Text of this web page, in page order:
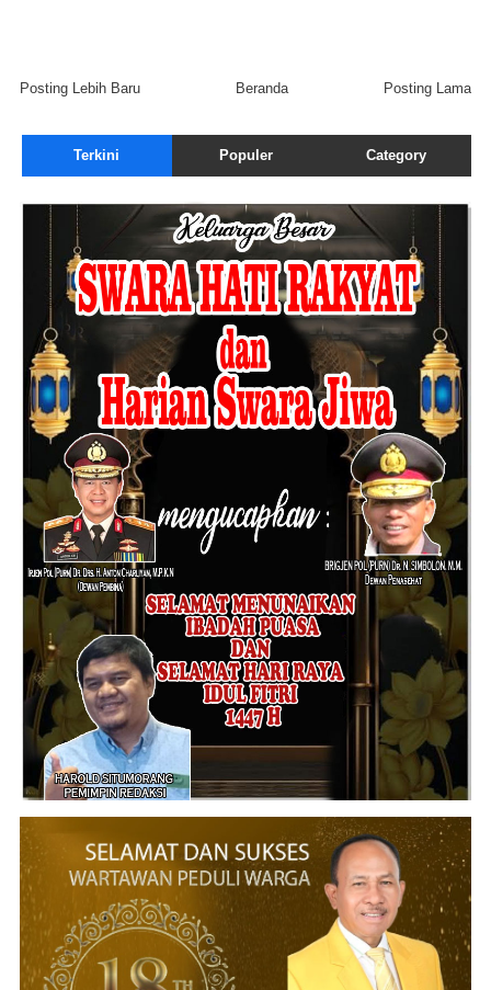
Posting Lebih Baru Posting Lama
Beranda
Terkini Populer Category